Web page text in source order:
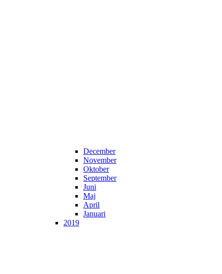
December
November
Oktober
September
Juni
Maj
April
Januari
2019